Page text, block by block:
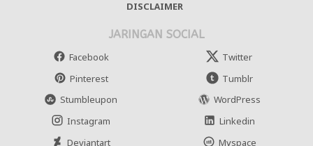
DISCLAIMER
JARINGAN SOCIAL
Facebook
Twitter
Pinterest
Tumblr
Stumbleupon
WordPress
Instagram
Linkedin
Deviantart
Myspace